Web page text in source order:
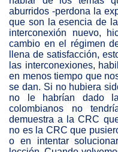
aburridos -perdona la
que son la esencia de
interconexión nuevo,
cambio en el régimen
llena de satisfacción,
las interconexiones,
en menos tiempo que
se dan. Si no hubiera
no le habrían dado
colombianos no
demuestra a la CRC
no es la CRC que
o en intentar